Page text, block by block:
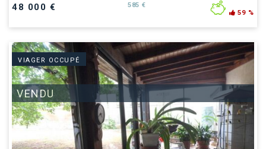
48 000 €
585 €
59 %
VIAGER OCCUPÉ
VENDU